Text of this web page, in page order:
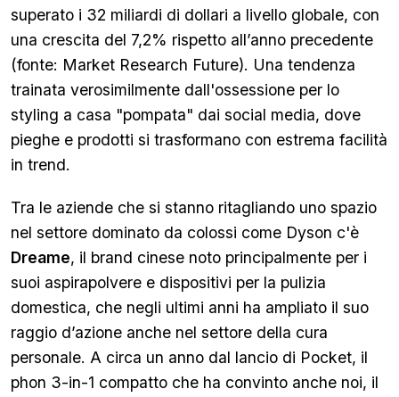
superato i 32 miliardi di dollari a livello globale, con
una crescita del 7,2% rispetto all’anno precedente
(fonte: Market Research Future). Una tendenza
trainata verosimilmente dall'ossessione per lo
styling a casa "pompata" dai social media, dove
pieghe e prodotti si trasformano con estrema facilità
in trend.
Tra le aziende che si stanno ritagliando uno spazio
nel settore dominato da colossi come Dyson c'è
Dreame, il brand cinese noto principalmente per i
suoi aspirapolvere e dispositivi per la pulizia
domestica, che negli ultimi anni ha ampliato il suo
raggio d’azione anche nel settore della cura
personale. A circa un anno dal lancio di Pocket, il
phon 3-in-1 compatto che ha convinto anche noi, il